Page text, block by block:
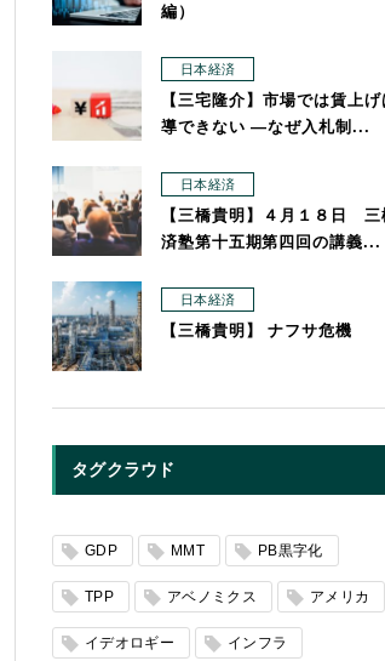
編）
日本経済
【三宅隆介】市場では賃上げ
導できない ―なぜ入札制...
日本経済
【三橋貴明】４月１８日 三
済塾第十五期第四回の講義...
日本経済
【三橋貴明】 ナフサ危機
タグクラウド
GDP MMT PB黒字化
TPP アベノミクス アメリカ
イデオロギー インフラ